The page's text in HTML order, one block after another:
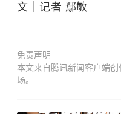
文｜记者 鄢敏
免责声明
本文来自腾讯新闻客户端
场。